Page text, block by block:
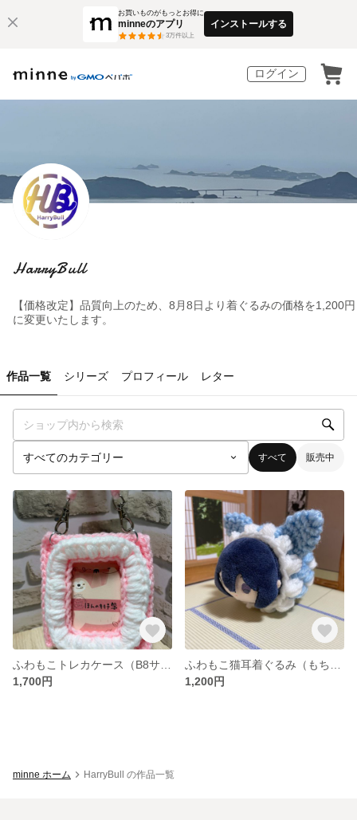
お買いものがもっとお得に
minneのアプリ
3万件以上
インストールする
ログイン
HarryBull
【価格改定】品質向上のため、8月8日より着ぐるみの価格を1,200円
に変更いたします。
作品一覧 シリーズ プロフィール レター
すべて 販売中
1,700円
1,200円
minne ホーム HarryBull の作品一覧